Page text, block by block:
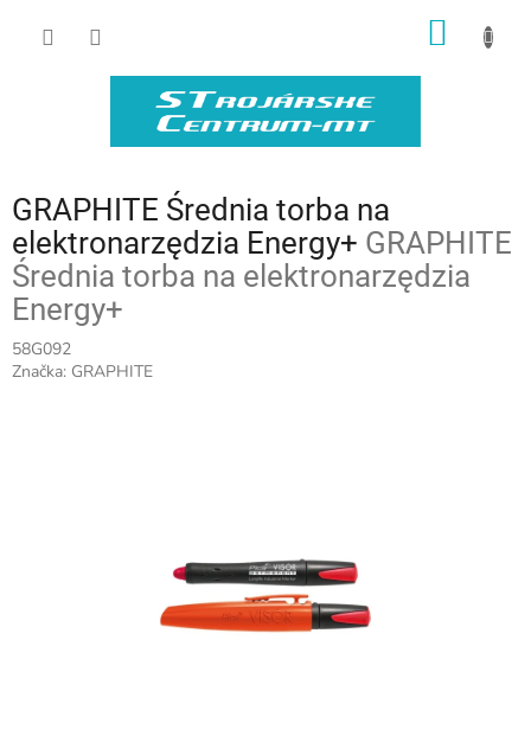
GRAPHITE Średnia torba na
elektronarzędzia Energy+ GRAPHITE
Średnia torba na elektronarzędzia
Energy+
58G092
Značka: GRAPHITE